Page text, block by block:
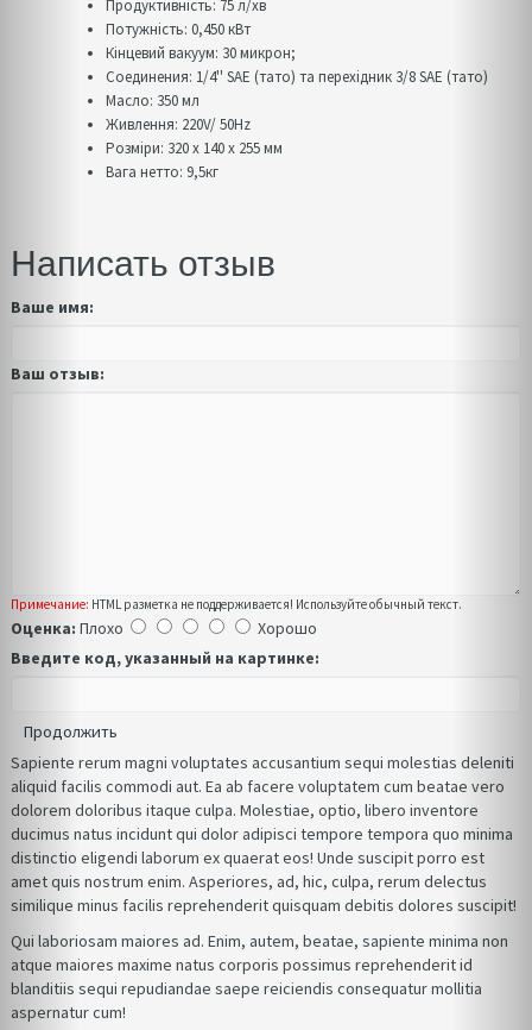
Продуктивність: 75 л/хв
Потужність: 0,450 кВт​
Кінцевий вакуум: 30 микрон;
Соединения: 1/4'' SAE (тато) та перехідник 3/8 SAE (тато)
Масло: 350 мл
Живлення: 220V/ 50Hz
Розміри: 320 х 140 х 255 мм
Вага нетто: 9,5кг
Написать отзыв
Ваше имя:
Ваш отзыв:
Примечание: HTML разметка не поддерживается! Используйте обычный текст.
Оценка: Плохо
Хорошо
Введите код, указанный на картинке:
Продолжить
Sapiente rerum magni voluptates accusantium sequi molestias deleniti
aliquid facilis commodi aut. Ea ab facere voluptatem cum beatae vero
dolorem doloribus itaque culpa. Molestiae, optio, libero inventore
ducimus natus incidunt qui dolor adipisci tempore tempora quo minima
distinctio eligendi laborum ex quaerat eos! Unde suscipit porro est
amet quis nostrum enim. Asperiores, ad, hic, culpa, rerum delectus
similique minus facilis reprehenderit quisquam debitis dolores suscipit!
Qui laboriosam maiores ad. Enim, autem, beatae, sapiente minima non
atque maiores maxime natus corporis possimus reprehenderit id
blanditiis sequi repudiandae saepe reiciendis consequatur mollitia
aspernatur cum!